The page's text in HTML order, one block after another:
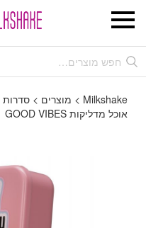
Milkshake
> מוצרים >סדרות
אוכל מדליקות GOOD VIBES